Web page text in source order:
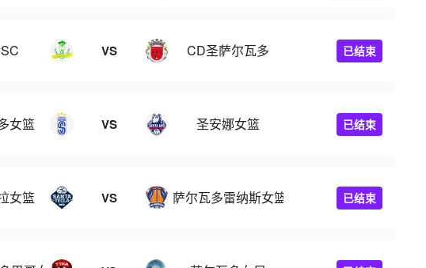
VS CD圣萨尔瓦多 已结束
女篮 VS 圣安娜女篮 已结束
女篮 VS 萨尔瓦多雷纳斯女篮 已结束